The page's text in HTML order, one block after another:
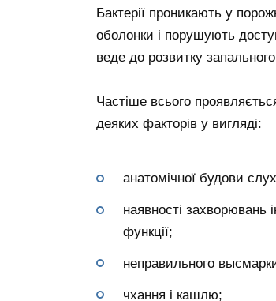
Бактерії проникають у
оболонки і порушують
веде до розвитку
Частіше всього
деяких факторів у вигляді:
анатомічної будови
наявності захворювань
функції;
неправильного
чхання і кашлю;